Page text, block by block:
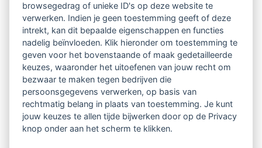
nieuws op het vlak van professioneel
begeleiden
informatie over LVSC-activiteiten
Aanmelden nieuwsbrief
browsegedrag of unieke ID's op deze website te
verwerken. Indien je geen toestemming geeft of deze
intrekt, kan dit bepaalde eigenschappen en functies
nadelig beïnvloeden. Klik hieronder om toestemming te
geven voor het bovenstaande of maak gedetailleerde
keuzes, waaronder het uitoefenen van jouw recht om
bezwaar te maken tegen bedrijven die
persoonsgegevens verwerken, op basis van
rechtmatig belang in plaats van toestemming. Je kunt
jouw keuzes te allen tijde bijwerken door op de Privacy
knop onder aan het scherm te klikken.